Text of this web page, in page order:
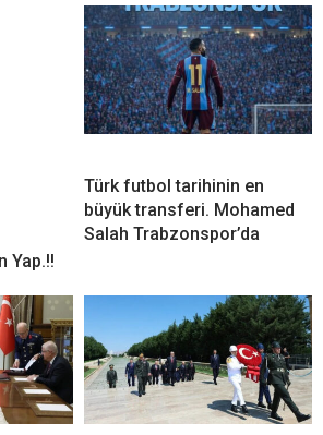
Yap.!!
Türk futbol tarihinin en
büyük transferi. Mohamed
Salah Trabzonspor’da